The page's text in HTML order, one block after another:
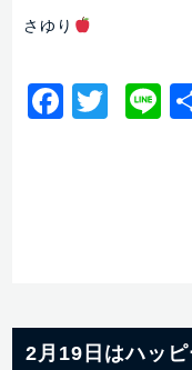
さゆり
2月19日はハッ